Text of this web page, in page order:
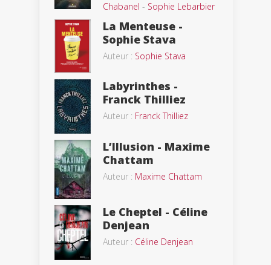
Chabanel - Sophie Lebarbier
La Menteuse -
Sophie Stava
Auteur : Sophie Stava
Labyrinthes -
Franck Thilliez
Auteur : Franck Thilliez
L’Illusion - Maxime
Chattam
Auteur : Maxime Chattam
Le Cheptel - Céline
Denjean
Auteur : Céline Denjean